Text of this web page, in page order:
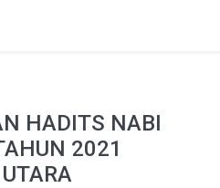
HADITS NABI
2021